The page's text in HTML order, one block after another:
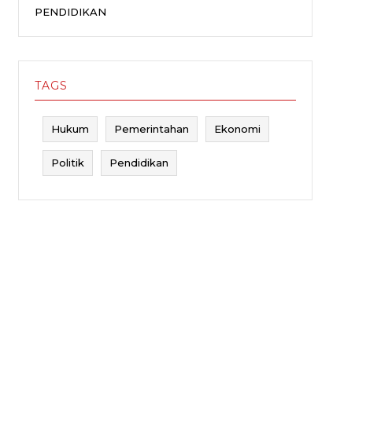
PENDIDIKAN
TAGS
Hukum Pemerintahan Ekonomi
Politik Pendidikan